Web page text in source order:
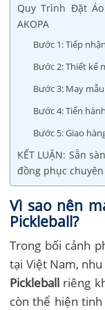
Quy Trình Đặt
AKOPA
Bước 1: Tiếp
Bước 2: Thiết kế
Bước 3: May
Bước 4: Tiến
Bước 5: Giao
KẾT LUẬN: Sẵn
đồng phục
Vì sao nên
Pickleball?
Trong bối cảnh
tại Việt Nam,
Pickleball riêng
còn thể hiện